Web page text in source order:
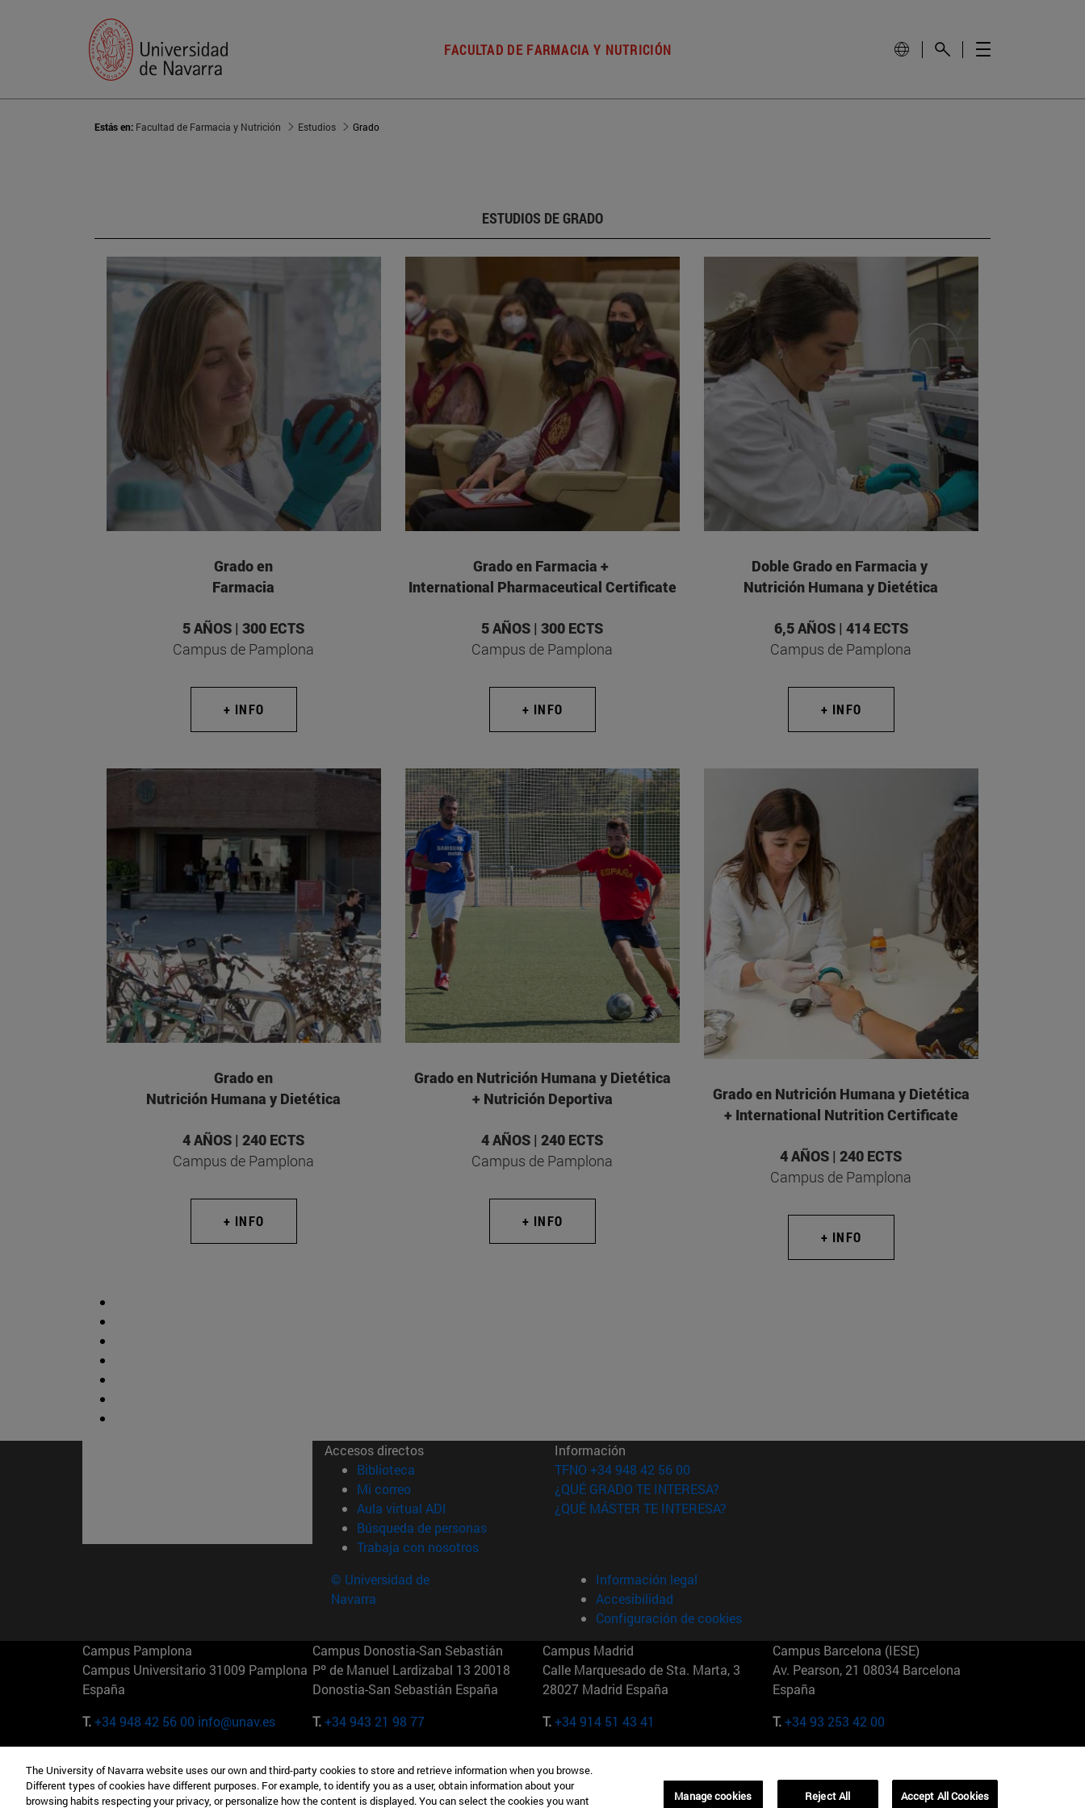
FACULTAD DE FARMACIA Y NUTRICIÓN
Estás en: Facultad de Farmacia y Nutrición Estudios Grado
ESTUDIOS DE GRADO
Grado en
Farmacia
5 AÑOS | 300 ECTS
Campus de Pamplona
+ INFO
Grado en
Nutrición Humana y Dietética
4 AÑOS | 240 ECTS
Campus de Pamplona
+ INFO
Grado en Farmacia +
International Pharmaceutical Certificate
5 AÑOS | 300 ECTS
Campus de Pamplona
+ INFO
Grado en Nutrición Humana y Dietética
+ Nutrición Deportiva
4 AÑOS | 240 ECTS
Campus de Pamplona
+ INFO
Doble Grado en Farmacia y
Nutrición Humana y Dietética
6,5 AÑOS | 414 ECTS
Campus de Pamplona
+ INFO
Grado en Nutrición Humana y Dietética
+ International Nutrition Certificate
4 AÑOS | 240 ECTS
Campus de Pamplona
+ INFO
Accesos directos
Biblioteca (abre en nueva ventana)
Mi correo(abre en nueva ventana)
Aula virtual ADI (abre en nueva ventana)
Búsqueda de personas(abre en nueva ventana)
Trabaja con nosotros(abre en nueva ventana)
Información
TFNO +34 948 42 56 00
¿QUÉ GRADO TE INTERESA?
¿QUÉ MÁSTER TE INTERESA?
© Universidad de
Navarra
Información legal
Accesibilidad
Configuración de cookies
Campus Pamplona
Campus Universitario 31009 Pamplona
España
T.+34 948 42 56 00 info@unav.es
Campus Donostia-San Sebastián
Pº de Manuel Lardizabal 13 20018
Donostia-San Sebastián España
T.+34 943 21 98 77
Campus Madrid
Calle Marquesado de Sta. Marta, 3
28027 Madrid España
T.+34 914 51 43 41
Campus Barcelona (IESE)
Av. Pearson, 21 08034 Barcelona
España
T.+34 93 253 42 00
Camino del Cerro Águila 3 28023
Madrid España
165 W 57th St 10019-2201 Nueva York
EE.UU
Maria-Theresia-Straße 15 81675
Múnich Alemania
01321001 Bela Vista Brasil
The University of Navarra website uses our own and third-party cookies to store and retrieve information when you browse.
Different types of cookies have different purposes. For example, to identify you as a user, obtain information about your
browsing habits respecting your privacy, or personalize how the content is displayed. You can select the cookies you want
Manage cookies Reject All Accept All Cookies